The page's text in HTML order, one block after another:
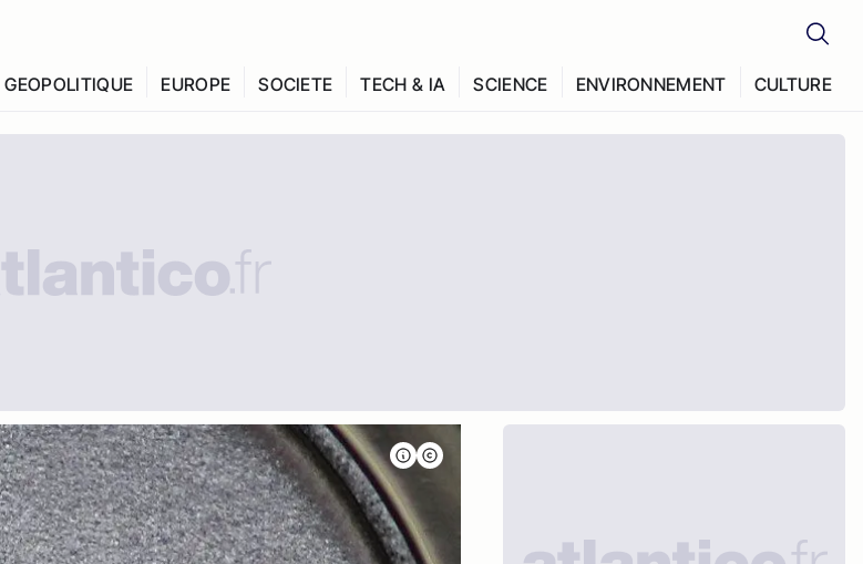
GEOPOLITIQUE EUROPE SOCIETE TECH & IA SCIENCE ENVIRONNEMENT CULTURE